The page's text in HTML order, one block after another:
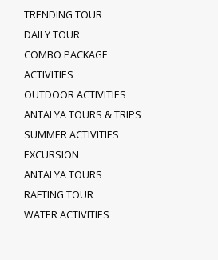
TRENDING TOUR
DAILY TOUR
COMBO PACKAGE
ACTIVITIES
OUTDOOR ACTIVITIES
ANTALYA TOURS & TRIPS
SUMMER ACTIVITIES
EXCURSION
ANTALYA TOURS
RAFTING TOUR
WATER ACTIVITIES